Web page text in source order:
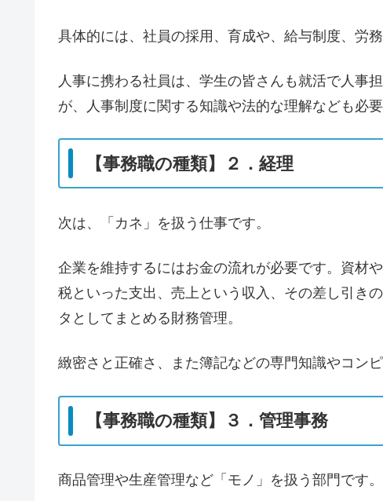
具体的には、社員の採用、育成や、給与制度、労
人事に携わる社員は、学生の皆さんも就活で人事
が、人事制度に関する知識や法的な理解なども必要
【事務職の種類】２．経理
次は、「カネ」を扱う仕事です。
企業を維持するにはお金の流れが必要です。資材
税といった支出、売上という収入、その差し引き
タとしてまとめる財務管理。
緻密さと正確さ、また簿記などの専門知識やコン
【事務職の種類】３．管理事務
商品管理や生産管理など「モノ」を扱う部門です。